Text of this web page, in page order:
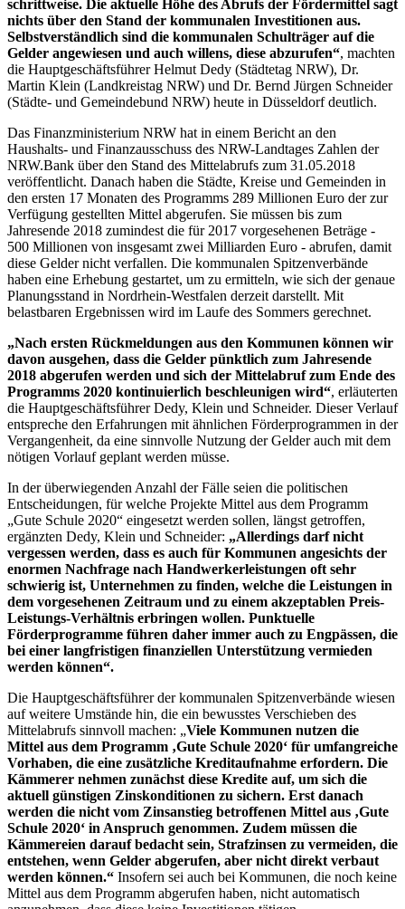
schrittweise. Die aktuelle Höhe des Abrufs der Fördermittel sagt
nichts über den Stand der kommunalen Investitionen aus.
Selbstverständlich sind die kommunalen Schulträger auf die
Gelder angewiesen und auch willens, diese abzurufen“, machten
die Hauptgeschäftsführer Helmut Dedy (Städtetag NRW), Dr.
Martin Klein (Landkreistag NRW) und Dr. Bernd Jürgen Schneider
(Städte- und Gemeindebund NRW) heute in Düsseldorf deutlich.
Das Finanzministerium NRW hat in einem Bericht an den
Haushalts- und Finanzausschuss des NRW-Landtages Zahlen der
NRW.Bank über den Stand des Mittelabrufs zum 31.05.2018
veröffentlicht. Danach haben die Städte, Kreise und Gemeinden in
den ersten 17 Monaten des Programms 289 Millionen Euro der zur
Verfügung gestellten Mittel abgerufen. Sie müssen bis zum
Jahresende 2018 zumindest die für 2017 vorgesehenen Beträge -
500 Millionen von insgesamt zwei Milliarden Euro - abrufen, damit
diese Gelder nicht verfallen. Die kommunalen Spitzenverbände
haben eine Erhebung gestartet, um zu ermitteln, wie sich der genaue
Planungsstand in Nordrhein-Westfalen derzeit darstellt. Mit
belastbaren Ergebnissen wird im Laufe des Sommers gerechnet.
„Nach ersten Rückmeldungen aus den Kommunen können wir
davon ausgehen, dass die Gelder pünktlich zum Jahresende
2018 abgerufen werden und sich der Mittelabruf zum Ende des
Programms 2020 kontinuierlich beschleunigen wird“, erläuterten
die Hauptgeschäftsführer Dedy, Klein und Schneider. Dieser Verlauf
entspreche den Erfahrungen mit ähnlichen Förderprogrammen in der
Vergangenheit, da eine sinnvolle Nutzung der Gelder auch mit dem
nötigen Vorlauf geplant werden müsse.
In der überwiegenden Anzahl der Fälle seien die politischen
Entscheidungen, für welche Projekte Mittel aus dem Programm
„Gute Schule 2020“ eingesetzt werden sollen, längst getroffen,
ergänzten Dedy, Klein und Schneider: „Allerdings darf nicht
vergessen werden, dass es auch für Kommunen angesichts der
enormen Nachfrage nach Handwerkerleistungen oft sehr
schwierig ist, Unternehmen zu finden, welche die Leistungen in
dem vorgesehenen Zeitraum und zu einem akzeptablen Preis-
Leistungs-Verhältnis erbringen wollen. Punktuelle
Förderprogramme führen daher immer auch zu Engpässen, die
bei einer langfristigen finanziellen Unterstützung vermieden
werden können“.
Die Hauptgeschäftsführer der kommunalen Spitzenverbände wiesen
auf weitere Umstände hin, die ein bewusstes Verschieben des
Mittelabrufs sinnvoll machen: „Viele Kommunen nutzen die
Mittel aus dem Programm ‚Gute Schule 2020‘ für umfangreiche
Vorhaben, die eine zusätzliche Kreditaufnahme erfordern. Die
Kämmerer nehmen zunächst diese Kredite auf, um sich die
aktuell günstigen Zinskonditionen zu sichern. Erst danach
werden die nicht vom Zinsanstieg betroffenen Mittel aus ‚Gute
Schule 2020‘ in Anspruch genommen. Zudem müssen die
Kämmereien darauf bedacht sein, Strafzinsen zu vermeiden, die
entstehen, wenn Gelder abgerufen, aber nicht direkt verbaut
werden können.“ Insofern sei auch bei Kommunen, die noch keine
Mittel aus dem Programm abgerufen haben, nicht automatisch